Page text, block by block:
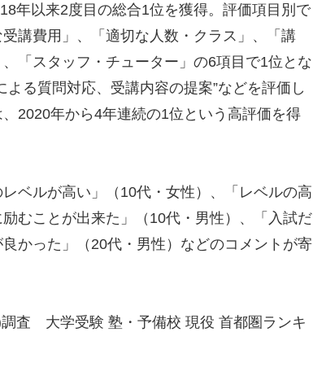
以来2度目の総合1位を獲得。評価項目別で
講費用」、「適切な人数・クラス」、「講
「スタッフ・チューター」の6項目で1位とな
る質問対応、受講内容の提案”などを評価し
2020年から4年連続の1位という高評価を得
ベルが高い」（10代・女性）、「レベルの高
むことが出来た」（10代・男性）、「入試だ
かった」（20代・男性）などのコメントが寄
査 大学受験 塾・予備校 現役 首都圏ランキ